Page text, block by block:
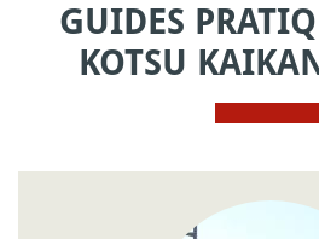
GUIDES
KOTSU